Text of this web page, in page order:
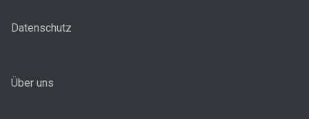
Datenschutz
Über uns